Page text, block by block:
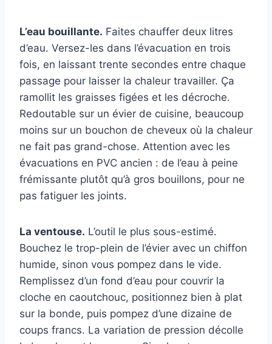
L’eau bouillante. Faites chauffer deux litres
d’eau. Versez-les dans l’évacuation en trois
fois, en laissant trente secondes entre chaque
passage pour laisser la chaleur travailler. Ça
ramollit les graisses figées et les décroche.
Redoutable sur un évier de cuisine, beaucoup
moins sur un bouchon de cheveux où la chaleur
ne fait pas grand-chose. Attention avec les
évacuations en PVC ancien : de l’eau à peine
frémissante plutôt qu’à gros bouillons, pour ne
pas fatiguer les joints.
La ventouse. L’outil le plus sous-estimé.
Bouchez le trop-plein de l’évier avec un chiffon
humide, sinon vous pompez dans le vide.
Remplissez d’un fond d’eau pour couvrir la
cloche en caoutchouc, positionnez bien à plat
sur la bonde, puis pompez d’une dizaine de
coups francs. La variation de pression décolle